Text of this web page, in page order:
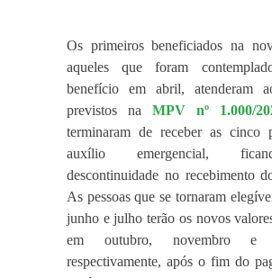
Os primeiros beneficiados na
aqueles que foram
benefício em abril, atenderam
previstos na MPV nº 1.000/
terminaram de receber as cinco
auxílio emergencial,
descontinuidade no recebimento
As pessoas que se tornaram
junho e julho terão os novos
em outubro, novembro e
respectivamente, após o fim do